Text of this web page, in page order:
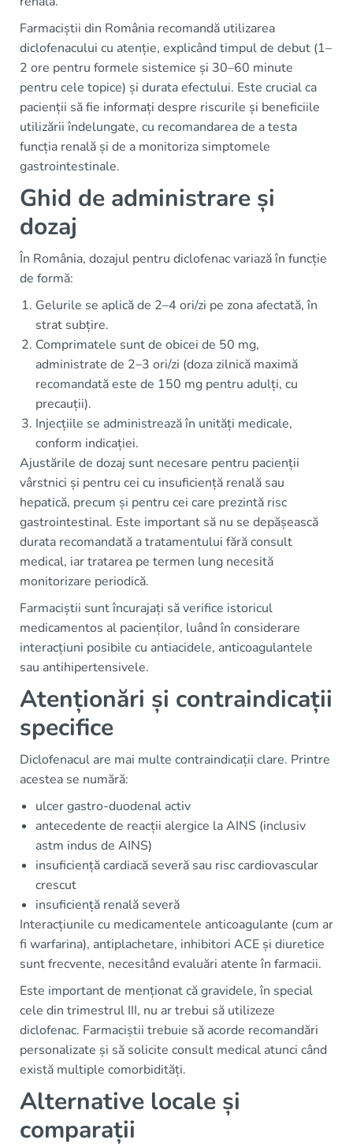
Farmaciștii din România recomandă utilizarea
diclofenacului cu atenție, explicând timpul de debut (1–
2 ore pentru formele sistemice și 30–60 minute
pentru cele topice) și durata efectului. Este crucial ca
pacienții să fie informați despre riscurile și beneficiile
utilizării îndelungate, cu recomandarea de a testa
funcția renală și de a monitoriza simptomele
gastrointestinale.
Ghid de administrare și
dozaj
În România, dozajul pentru diclofenac variază în funcție
de formă:
Gelurile se aplică de 2–4 ori/zi pe zona afectată, în
strat subțire.
Comprimatele sunt de obicei de 50 mg,
administrate de 2–3 ori/zi (doza zilnică maximă
recomandată este de 150 mg pentru adulți, cu
precauții).
Injecțiile se administrează în unități medicale,
conform indicației.
Ajustările de dozaj sunt necesare pentru pacienții
vârstnici și pentru cei cu insuficiență renală sau
hepatică, precum și pentru cei care prezintă risc
gastrointestinal. Este important să nu se depășească
durata recomandată a tratamentului fără consult
medical, iar tratarea pe termen lung necesită
monitorizare periodică.
Farmaciștii sunt încurajați să verifice istoricul
medicamentos al pacienților, luând în considerare
interacțiuni posibile cu antiacidele, anticoagulantele
sau antihipertensivele.
Atenționări și contraindicații
specifice
Diclofenacul are mai multe contraindicații clare. Printre
acestea se numără:
ulcer gastro-duodenal activ
antecedente de reacții alergice la AINS (inclusiv
astm indus de AINS)
insuficiență cardiacă severă sau risc cardiovascular
crescut
insuficiență renală severă
Interacțiunile cu medicamentele anticoagulante (cum ar
fi warfarina), antiplachetare, inhibitori ACE și diuretice
sunt frecvente, necesitând evaluări atente în farmacii.
Este important de menționat că gravidele, în special
cele din trimestrul III, nu ar trebui să utilizeze
diclofenac. Farmaciștii trebuie să acorde recomandări
personalizate și să solicite consult medical atunci când
există multiple comorbidități.
Alternative locale și
comparații